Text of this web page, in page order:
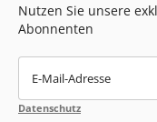
Nutzen Sie unsere
Abonnenten
E-Mail-Adresse
Datenschutz